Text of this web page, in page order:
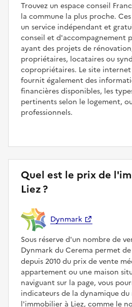
Trouvez un espace conseil
la commune la plus proche.
un service indépendant et
conseil et d'accompagnement
ayant des projets de
propriétaires, locataires ou
copropriétaires. Le site internet
fournit également des
financières disponibles, les
pertinents selon le logement,
professionnels.
Quel est le prix de
Liez ?
Dynmark
Sous réserve d'un nombre de
Dynmark du Cerema permet
depuis 2010 du prix de vente
appartement ou une maison
naviguant sur la page, vous
indicateurs de la dynamique
l'immobilier à Liez, comme le